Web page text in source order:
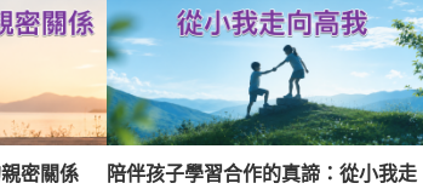
密關係
陪伴孩子學習合作的真諦：從小我走